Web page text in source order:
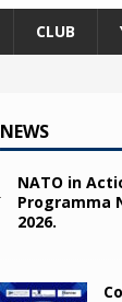
CLUB
NEWS
NATO in
Programma
2026.